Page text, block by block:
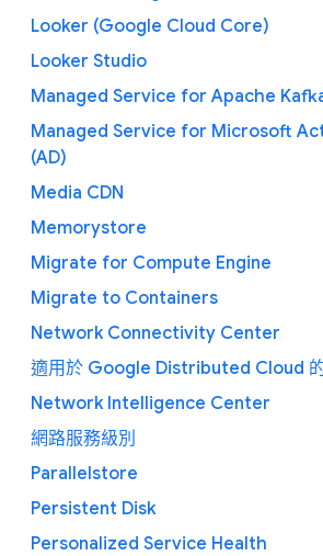
Looker (Google Cloud Core)
Looker Studio
Managed Service for Apache
Managed Service for Microsoft
(AD)
Media CDN
Memorystore
Migrate for Compute Engine
Migrate to Containers
Network Connectivity Center
適用於 Google Distributed Cloud
Network Intelligence Center
網路服務級別
Parallelstore
Persistent Disk
Personalized Service Health